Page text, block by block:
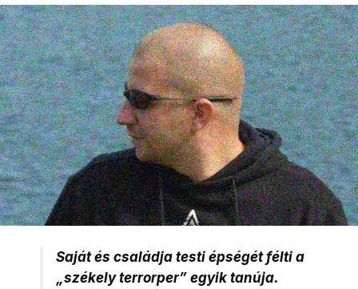
Saját és családja testi épségét félti a
„székely terrorper” egyik tanúja.